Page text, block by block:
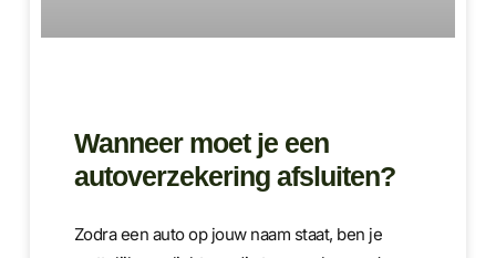
Wanneer moet je een
autoverzekering afsluiten?
Zodra een auto op jouw naam staat, ben je